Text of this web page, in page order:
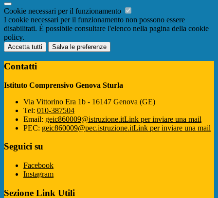
Cookie necessari per il funzionamento
I cookie necessari per il funzionamento non possono essere
disabilitati. È possibile consultare l'elenco nella pagina della cookie
policy.
Accetta tutti Salva le preferenze
Contatti
Istituto Comprensivo Genova Sturla
Via Vittorino Era 1b - 16147 Genova (GE)
Tel: 010-387504
Email: geic860009@istruzione.itLink per inviare una mail
PEC: geic860009@pec.istruzione.itLink per inviare una mail
Seguici su
Facebook
Instagram
Sezione Link Utili